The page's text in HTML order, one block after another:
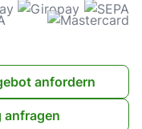
anfordern
anfragen